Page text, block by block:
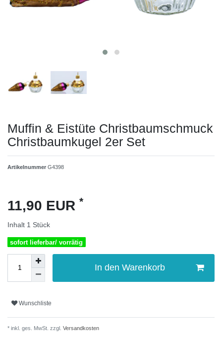
Muffin & Eistüte Christbaumschmuck
Christbaumkugel 2er Set
Artikelnummer G4398
11,90 EUR *
Inhalt 1 Stück
sofort lieferbar/ vorrätig
In den Warenkorb
Wunschliste
* inkl. ges. MwSt. zzgl. Versandkosten